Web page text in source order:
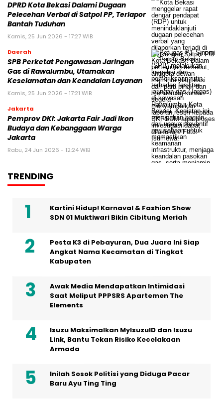
DPRD Kota Bekasi Dalami Dugaan
Pelecehan Verbal di Satpol PP, Terlapor
Bantah Tuduhan
Kamis, 25 Jun 2026 - 17:27 WIB
Daerah
SPB Perketat Pengawasan Jaringan
Gas di Rawalumbu, Utamakan
Keselamatan dan Keandalan Layanan
Kamis, 25 Jun 2026 - 17:21 WIB
Jakarta
Pemprov DKI: Jakarta Fair Jadi Ikon
Budaya dan Kebanggaan Warga
Jakarta
Rabu, 24 Jun 2026 - 12:24 WIB
TRENDING
Kartini Hidup! Karnaval & Fashion Show
SDN 01 Muktiwari Bikin Cibitung Meriah
Pesta K3 di Pebayuran, Dua Juara Ini Siap
Angkat Nama Kecamatan di Tingkat
Kabupaten
Awak Media Mendapatkan Intimidasi
Saat Meliput PPPSRS Apartemen The
Elements
Isuzu Maksimalkan MyIsuzuID dan Isuzu
Link, Bantu Tekan Risiko Kecelakaan
Armada
Inilah Sosok Politisi yang Diduga Pacar
Baru Ayu Ting Ting